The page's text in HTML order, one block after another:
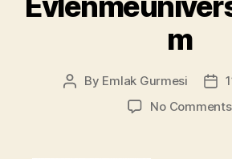
m
Post
By Emlak Gurmesi
date
No Comments